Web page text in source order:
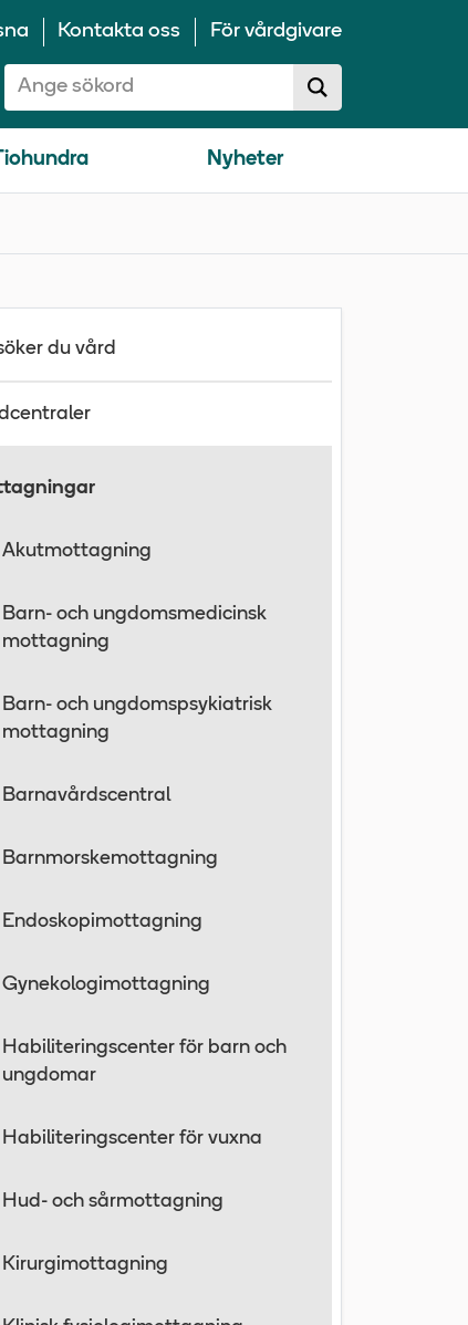
Kontakta oss För vårdgivare
Sök på 10100:
sökförslag
Sök
Nyheter
du vård
Akutmottagning
Barn- och ungdomsmedicinsk
mottagning
Barn- och ungdomspsykiatrisk
mottagning
Barnavårdscentral
Barnmorskemottagning
Endoskopimottagning
Gynekologimottagning
Habiliteringscenter för barn och
ungdomar
Habiliteringscenter för vuxna
Hud- och sårmottagning
Kirurgimottagning